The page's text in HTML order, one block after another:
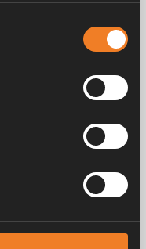
att tillverka
då förstod vi hur